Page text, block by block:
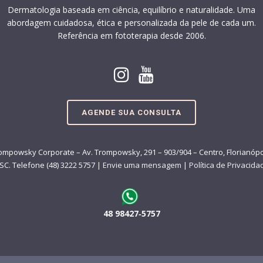
Dermatologia baseada em ciência, equilíbrio e naturalidade. Uma
abordagem cuidadosa, ética e personalizada da pele de cada um.
Referência em fototerapia desde 2006.
AGENDE SUA CONSULTA
Corporate – Av. Trompowsky, 291 – 903/904 – Centro,
Telefone (48) 3222 5757 | Envie uma mensagem | Política de
48 98427‑5757